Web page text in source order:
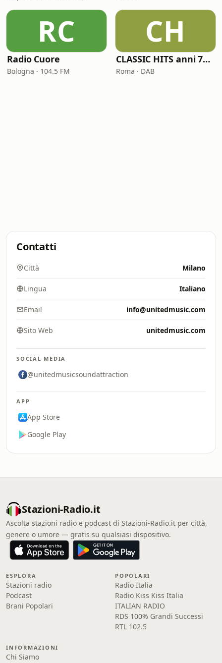
RC
Radio Cuore
Bologna · 104.5 FM
CH
CLASSIC HITS anni 70 80 90
Roma · DAB
Contatti
Città Milano
Lingua Italiano
Email info@unitedmusic.com
Sito Web unitedmusic.com
SOCIAL MEDIA
@unitedmusicsoundattraction
APP
App Store
Google Play
Stazioni-Radio.it
Ascolta stazioni radio e podcast di Stazioni-Radio.it per città,
genere o umore — gratis su qualsiasi dispositivo.
ESPLORA
Stazioni radio
Podcast
Brani Popolari
POPOLARI
Radio Italia
Radio Kiss Kiss Italia
ITALIAN RADIO
RDS 100% Grandi Successi
RTL 102.5
INFORMAZIONI
Chi Siamo